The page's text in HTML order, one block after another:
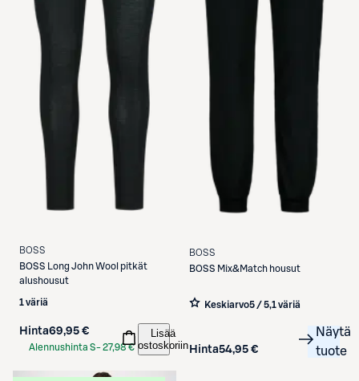
BOSS
BOSS
Long John Wool pitkät
alushousut
1 väriä
Hinta69,95 €
Alennushinta S-27,98 €
Lisää
ostoskoriin
BOSS
BOSS Mix&Match housut
Keskiarvo5 / 5,1 väriä
Hinta54,95 €
Näytä
tuote